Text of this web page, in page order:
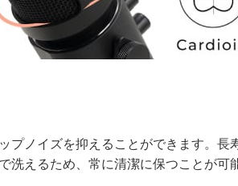
プノイズを抑えることができます。長
洗えるため、常に清潔に保つことが可